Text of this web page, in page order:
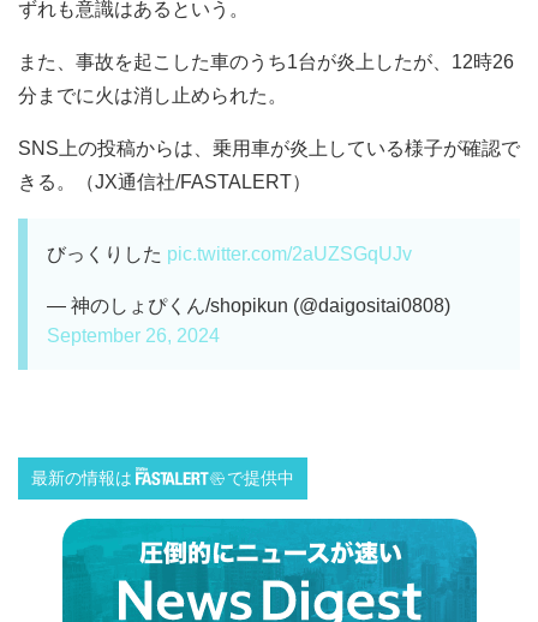
ずれも意識はあるという。
また、事故を起こした車のうち1台が炎上したが、12時26
分までに火は消し止められた。
SNS上の投稿からは、乗用車が炎上している様子が確認で
きる。（JX通信社/FASTALERT）
びっくりした pic.twitter.com/2aUZSGqUJv
— 神のしょぴくん/shopikun (@daigositai0808)
September 26, 2024
最新の情報は で提供中